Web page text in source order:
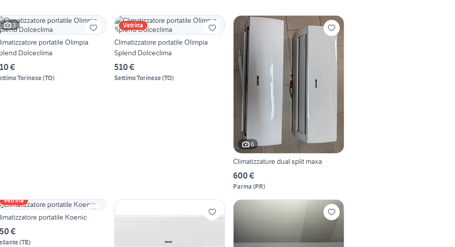
3
portatile Olimpia
Dolceclima
€
Torinese(TO)
Vetrina
Climatizzatore portatile Olimpia
Splend Dolceclima
510 €
Settimo Torinese(TO)
6
Climatizzature dual split maxa
600 €
Parma (PR)
Vetrina
portatile Koenic
€
(TE)